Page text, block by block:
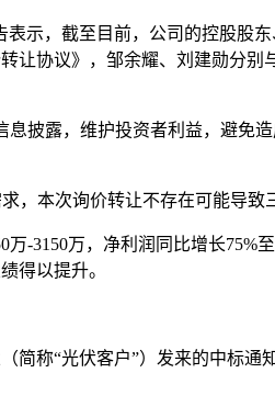
，截至目前，公司的控股股东
协议》，邹余耀、刘建勋分
露，维护投资者利益，避免
本次询价转让不存在可能导致
万，净利润同比增长75%
得以提升。
称“光伏客户”）发来的中标通